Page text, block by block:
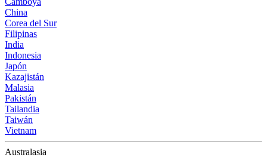
China
Corea del Sur
Filipinas
India
Indonesia
Japón
Kazajistán
Malasia
Pakistán
Tailandia
Taiwán
Vietnam
Australasia